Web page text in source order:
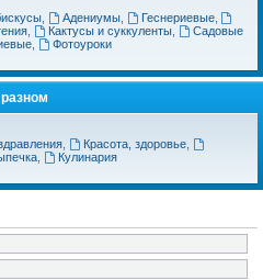
, Адениумы, Геснериевые,
Кактусы и суккуленты,
Садовые
,
Фотоуроки
, Красота, здоровье,
,
Кулинария